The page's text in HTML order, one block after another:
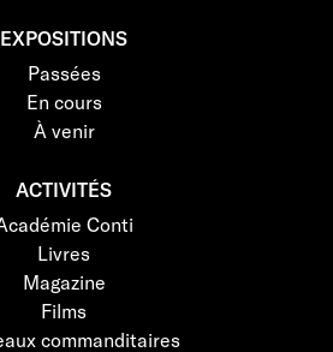
EXPOSITIONS
Passées
En cours
À venir
ACTIVITÉS
Conti
Livres
Magazine
Films
commanditaires